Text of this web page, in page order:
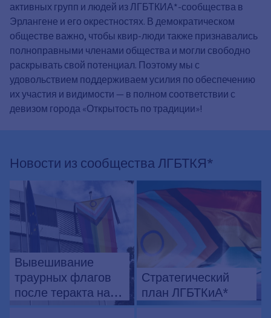
активных групп и людей из ЛГБТКИА*-сообщества в
Эрлангене и его окрестностях. В демократическом
обществе важно, чтобы квир-люди также признавались
полноправными членами общества и могли свободно
раскрывать свой потенциал. Поэтому мы с
удовольствием поддерживаем усилия по обеспечению
их участия и видимости — в полном соответствии с
девизом города «Открытость по традиции»!
Новости из сообщества ЛГБТКЯ*
Вывешивание
траурных флагов
после теракта на
гей-параде в
Стратегический
план ЛГБТКиА*